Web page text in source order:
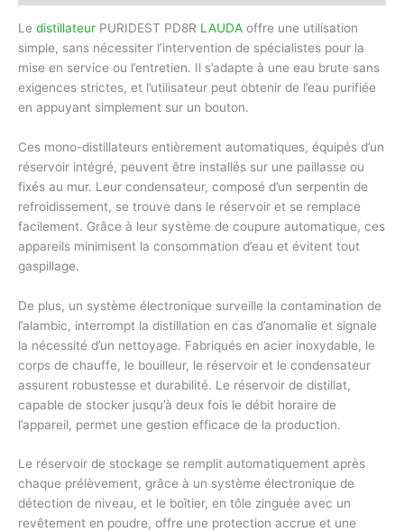
Le distillateur PURIDEST PD8R LAUDA offre une utilisation
simple, sans nécessiter l’intervention de spécialistes pour la
mise en service ou l’entretien. Il s’adapte à une eau brute sans
exigences strictes, et l’utilisateur peut obtenir de l’eau purifiée
en appuyant simplement sur un bouton.
Ces mono-distillateurs entièrement automatiques, équipés d’un
réservoir intégré, peuvent être installés sur une paillasse ou
fixés au mur. Leur condensateur, composé d’un serpentin de
refroidissement, se trouve dans le réservoir et se remplace
facilement. Grâce à leur système de coupure automatique, ces
appareils minimisent la consommation d’eau et évitent tout
gaspillage.
De plus, un système électronique surveille la contamination de
l’alambic, interrompt la distillation en cas d’anomalie et signale
la nécessité d’un nettoyage. Fabriqués en acier inoxydable, le
corps de chauffe, le bouilleur, le réservoir et le condensateur
assurent robustesse et durabilité. Le réservoir de distillat,
capable de stocker jusqu’à deux fois le débit horaire de
l’appareil, permet une gestion efficace de la production.
Le réservoir de stockage se remplit automatiquement après
chaque prélèvement, grâce à un système électronique de
détection de niveau, et le boîtier, en tôle zinguée avec un
revêtement en poudre, offre une protection accrue et une